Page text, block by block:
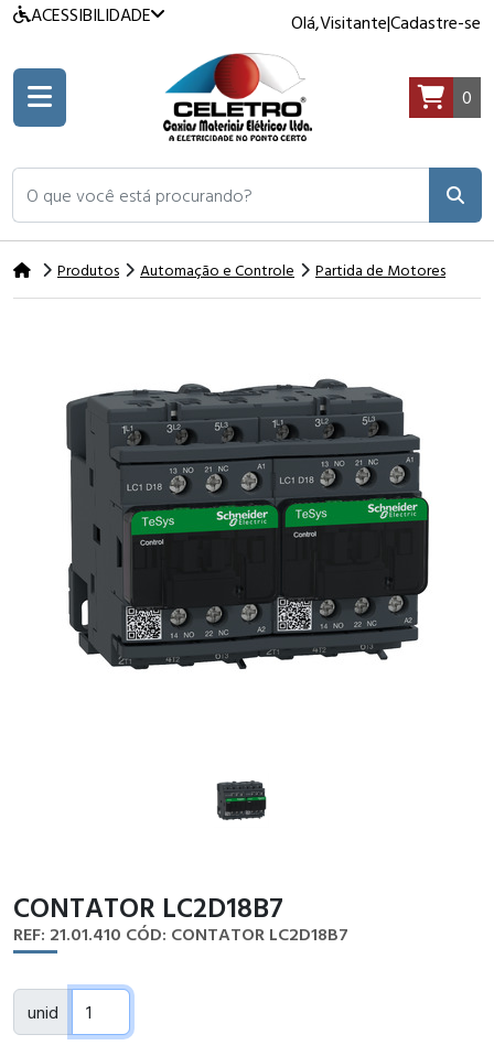
ACESSIBILIDADE Olá,Visitante|Cadastre-se
O que você está procurando?
0
Produtos Automação e Controle Partida de Motores
CONTATOR LC2D18B7
REF: 21.01.410 CÓD: CONTATOR LC2D18B7
unid